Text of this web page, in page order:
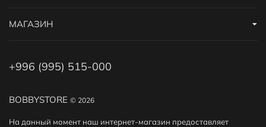
Получайте дополнительные скидки на покупку
BOBBYSTORE © 2026
На данный момент наш интернет-магазин предоставляет
МАГАЗИН
+996 (995) 515-000